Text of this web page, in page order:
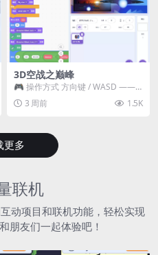
3D空战之巅峰
🎮 操作方式 方向键 / WASD ——
移动 Z / K —— 射击 / 攻击...
3 周前 1.5K
更多
联机
动项目和联机功能，轻松实现
朋友们一起体验吧！